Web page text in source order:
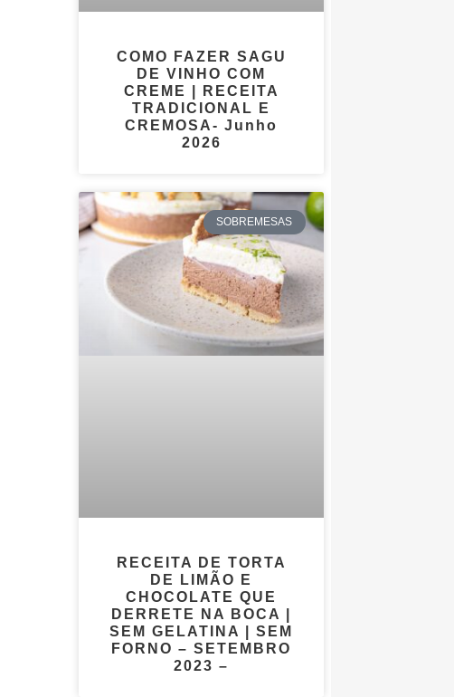
COMO FAZER SAGU
DE VINHO COM
CREME | RECEITA
TRADICIONAL E
CREMOSA- Junho
2026
SOBREMESAS
RECEITA DE TORTA
DE LIMÃO E
CHOCOLATE QUE
DERRETE NA BOCA |
SEM GELATINA | SEM
FORNO – SETEMBRO
2023 –